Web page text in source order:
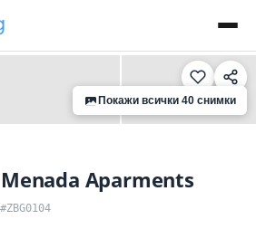
›
Покажи всички 40 снимки
Menada Aparments
#ZBG0104